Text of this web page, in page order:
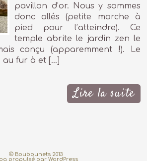
pavillon d’or. Nous y sommes
donc allés (petite marche à
pied pour l’atteindre). Ce
temple abrite le jardin zen le
conçu (apparemment !). Le
au fur à et […]
Lire la suite
© Boubounets 2013
propulsé par WordPress